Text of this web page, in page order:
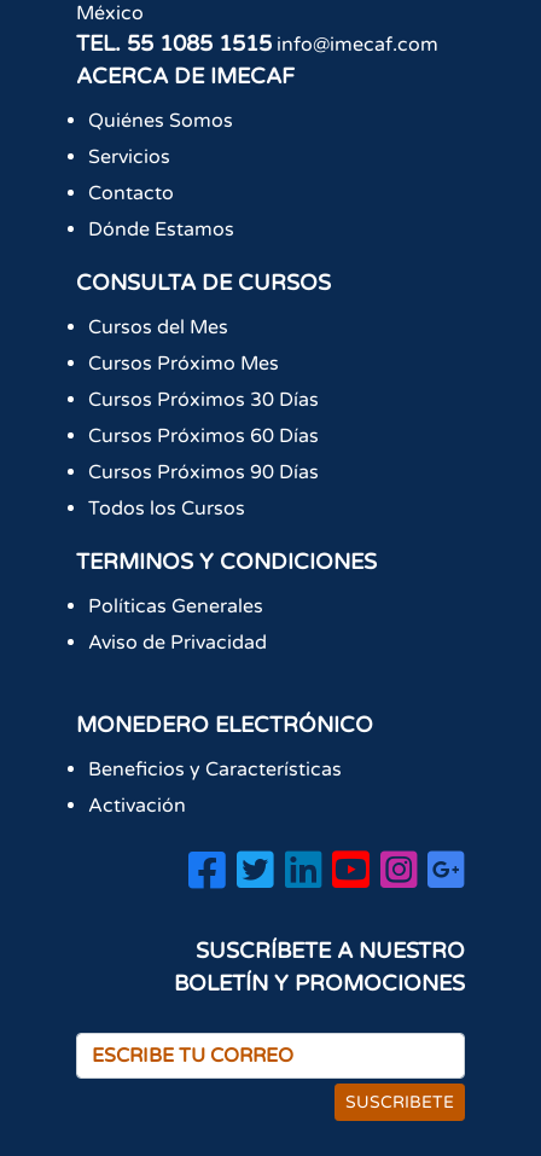
México
TEL. 55 1085 1515 info@imecaf.com
ACERCA DE IMECAF
Quiénes Somos
Servicios
Contacto
Dónde Estamos
CONSULTA DE CURSOS
Cursos del Mes
Cursos Próximo Mes
Cursos Próximos 30 Días
Cursos Próximos 60 Días
Cursos Próximos 90 Días
Todos los Cursos
TERMINOS Y CONDICIONES
Políticas Generales
Aviso de Privacidad
MONEDERO ELECTRÓNICO
Beneficios y Características
Activación
SUSCRÍBETE A NUESTRO
BOLETÍN Y PROMOCIONES
SUSCRIBETE